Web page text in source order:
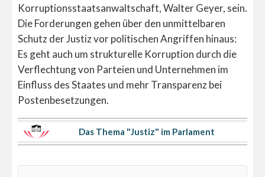
Korruptionsstaatsanwaltschaft, Walter Geyer, sein.
Die Forderungen gehen über den unmittelbaren
Schutz der Justiz vor politischen Angriffen hinaus:
Es geht auch um strukturelle Korruption durch die
Verflechtung von Parteien und Unternehmen im
Einfluss des Staates und mehr Transparenz bei
Postenbesetzungen.
Das Thema "Justiz" im Parlament